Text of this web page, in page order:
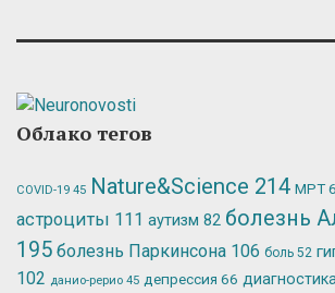
Облако тегов
COVID-19 45 Nature&Science 214 МРТ
астроциты 111 аутизм 82 болезнь
195 болезнь Паркинсона 106 боль 52
102 данио-рерио 45 депрессия 66 диагностика